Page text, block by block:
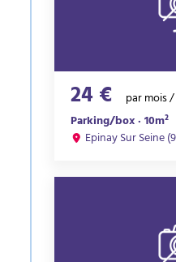
24 €
par mois /
Parking/box · 10m²
Epinay Sur Seine